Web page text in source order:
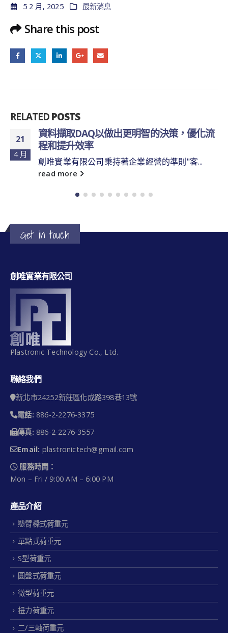
5 2 月, 2025 最新消息
Share this post
RELATEDPOSTS
21
4 月
資料擷取DAQ以做出更明智的決策，優化流
程和提升效率
創唯實業有限公司秉持著企業經營的準則"客...
read more
Get in touch
創唯實業有限公司
Plastronic Technology Co., Ltd.
聯絡我們
新北市24252新莊區化成路398巷13號
電話: 886-2-2276-3375
傳真: 886-2-2276-3557
Email: plastronictech@gmail.com
服務時間：
Mon – Fri / 9:00 AM – 6:00 PM
產品介紹
懸臂樑式荷重元
單點式荷重元
S型荷重元
圓盤式荷重元
微型荷重元
扭力荷重元
二/三軸荷重元